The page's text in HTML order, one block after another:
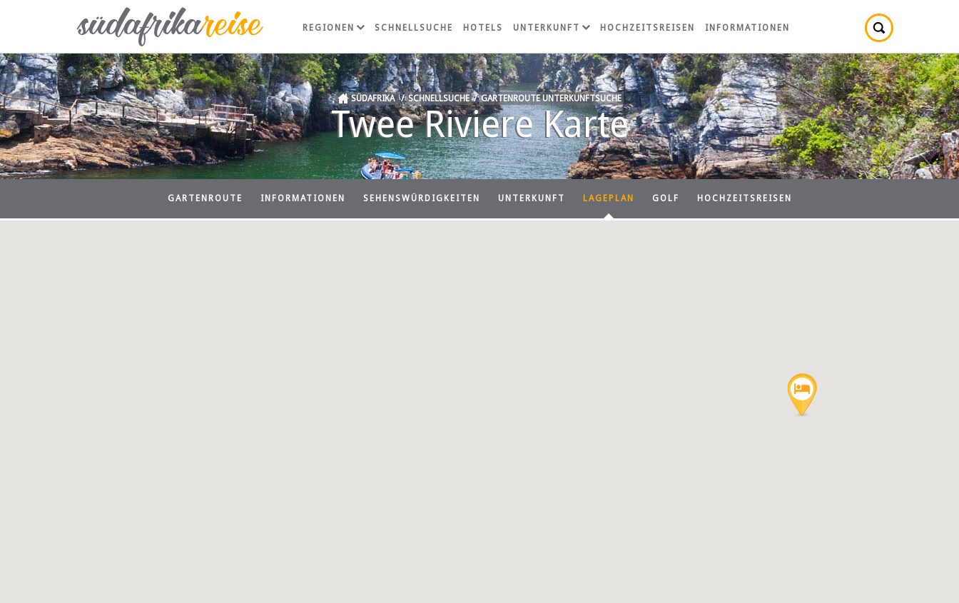
Twee Riviere Karte
REGIONEN SCHNELLSUCHE HOTELS UNTERKUNFT HOCHZEITSREISEN INFORMATIONEN
SÜDAFRIKA / SCHNELLSUCHE / GARTENROUTE UNTERKUNFTSUCHE
GARTENROUTE INFORMATIONEN SEHENSWÜRDIGKEITEN UNTERKUNFT LAGEPLAN GOLF HOCHZEITSREISEN